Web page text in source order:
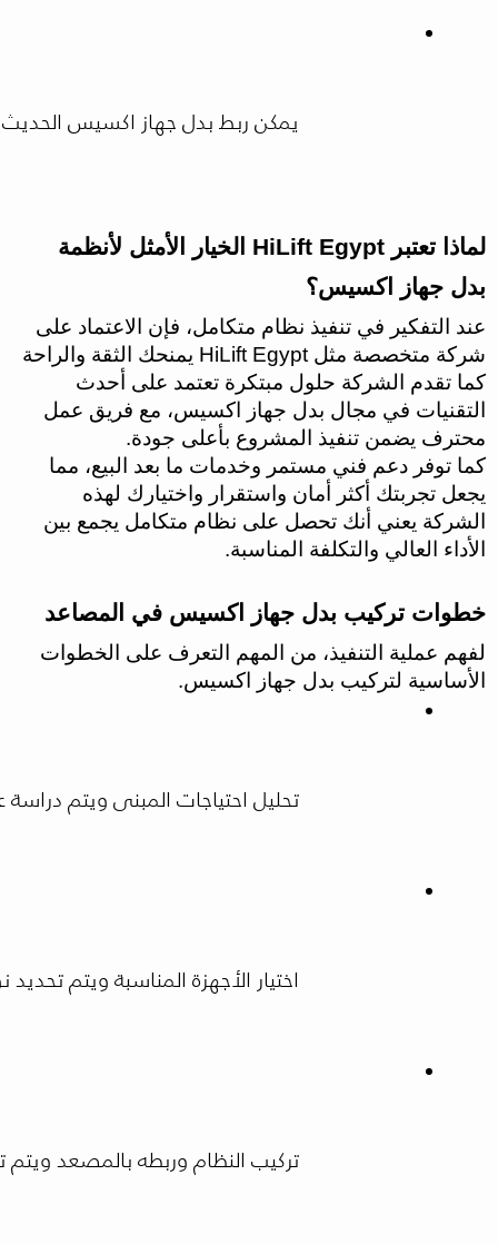
يمكن ربط بدل جهاز اكسيس الحديث
لماذا تعتبر HiLift Egypt الخيار الأمثل لأنظمة
بدل جهاز اكسيس؟
عند التفكير في تنفيذ نظام متكامل، فإن الاعتماد على
شركة متخصصة مثل HiLift Egypt يمنحك الثقة والراحة
كما تقدم الشركة حلول مبتكرة تعتمد على أحدث
التقنيات في مجال بدل جهاز اكسيس، مع فريق عمل
محترف يضمن تنفيذ المشروع بأعلى جودة.
كما توفر دعم فني مستمر وخدمات ما بعد البيع، مما
يجعل تجربتك أكثر أمان واستقرار واختيارك لهذه
الشركة يعني أنك تحصل على نظام متكامل يجمع بين
الأداء العالي والتكلفة المناسبة.
خطوات تركيب بدل جهاز اكسيس في المصاعد
لفهم عملية التنفيذ، من المهم التعرف على الخطوات
الأساسية لتركيب بدل جهاز اكسيس.
تحليل احتياجات المبنى ويتم
اختيار الأجهزة المناسبة ويتم
تركيب النظام وربطه بالمصعد